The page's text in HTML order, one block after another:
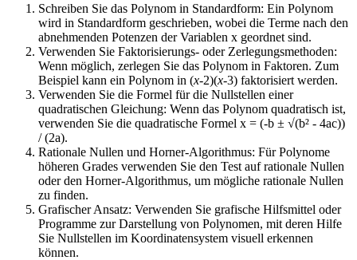
Schreiben Sie das Polynom in Standardform: Ein Polynom
wird in Standardform geschrieben, wobei die Terme nach den
abnehmenden Potenzen der Variablen x geordnet sind.
Verwenden Sie Faktorisierungs- oder Zerlegungsmethoden:
Wenn möglich, zerlegen Sie das Polynom in Faktoren. Zum
Beispiel kann ein Polynom in (x-2)(x-3) faktorisiert werden.
Verwenden Sie die Formel für die Nullstellen einer
quadratischen Gleichung: Wenn das Polynom quadratisch ist,
verwenden Sie die quadratische Formel x = (-b ± √(b² - 4ac))
/ (2a).
Rationale Nullen und Horner-Algorithmus: Für Polynome
höheren Grades verwenden Sie den Test auf rationale Nullen
oder den Horner-Algorithmus, um mögliche rationale Nullen
zu finden.
Grafischer Ansatz: Verwenden Sie grafische Hilfsmittel oder
Programme zur Darstellung von Polynomen, mit deren Hilfe
Sie Nullstellen im Koordinatensystem visuell erkennen
können.